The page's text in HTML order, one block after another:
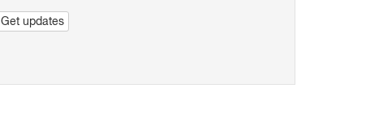
Get updates